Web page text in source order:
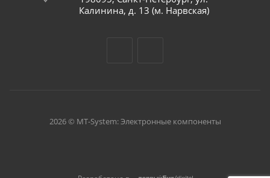
Калинина, д. 13 (м. Нарвская)
2026 © MT-System: Электронные компоненты